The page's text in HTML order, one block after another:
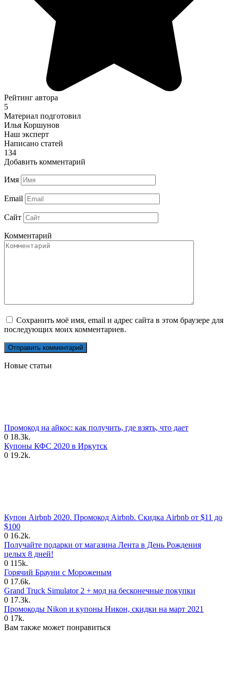
Рейтинг автора
5
Материал подготовил
Илья Коршунов
Наш эксперт
Написано статей
134
Добавить комментарий
Имя
Email
Сайт
Комментарий
Сохранить моё имя, email и адрес сайта в этом браузере для
последующих моих комментариев.
Новые статьи
Промокод на айкос: как получить, где взять, что дает
0 18.3k.
Купоны КФС 2020 в Иркутск
0 19.2k.
Купон Airbnb 2020. Промокод Airbnb. Скидка Airbnb от $11 до
$100
0 16.2k.
Получайте подарки от магазина Лента в День Рождения
целых 8 дней!
0 115k.
Горячий Брауни с Мороженым
0 17.6k.
Grand Truck Simulator 2 + мод на бесконечные покупки
0 17.3k.
Промокоды Nikon и купоны Никон, скидки на март 2021
0 17k.
Вам также может понравиться